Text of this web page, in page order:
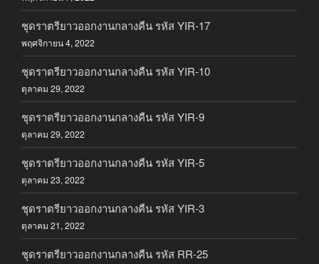
ชุดราตรียาวออกงานกลางคืน รหัส YIR-17
พฤศจิกายน 4, 2022
ชุดราตรียาวออกงานกลางคืน รหัส YIR-10
ตุลาคม 29, 2022
ชุดราตรียาวออกงานกลางคืน รหัส YIR-9
ตุลาคม 29, 2022
ชุดราตรียาวออกงานกลางคืน รหัส YIR-5
ตุลาคม 23, 2022
ชุดราตรียาวออกงานกลางคืน รหัส YIR-3
ตุลาคม 21, 2022
ชุดราตรียาวออกงานกลางคืน รหัส RR-25